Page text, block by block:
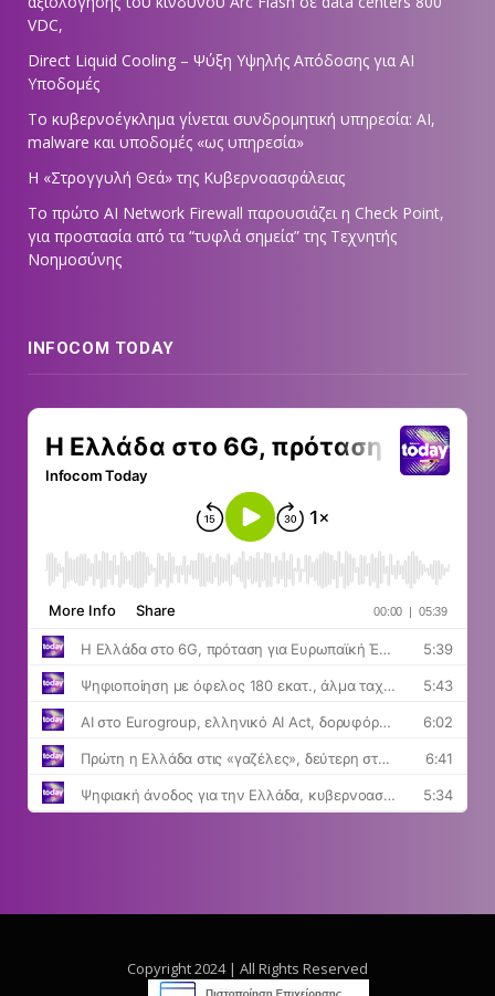
VDC,
Direct Liquid Cooling – Ψύξη Υψηλής Απόδοσης για AI
Υποδομές
Το κυβερνοέγκλημα γίνεται συνδρομητική υπηρεσία: AI,
malware και υποδομές «ως υπηρεσία»
Η «Στρογγυλή Θεά» της Κυβερνοασφάλειας
Tο πρώτο AI Network Firewall παρουσιάζει η Check Point,
για προστασία από τα “τυφλά σημεία” της Τεχνητής
Νοημοσύνης
INFOCOM TODAY
Copyright 2024 | All Rights Reserved